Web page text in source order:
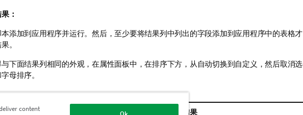
：
添加到应用程序并运行。然后，至少要将结果列中列出的字段添加到应用程序中的表格才
。
下面结果列相同的外观，在属性面板中，在排序下方，从自动切换到自定义，然后取消选
母排序。
结果
content